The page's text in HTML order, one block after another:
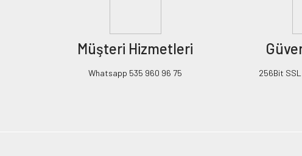
Müşteri Hizmetleri
Whatsapp 535 960 96 75 256Bit